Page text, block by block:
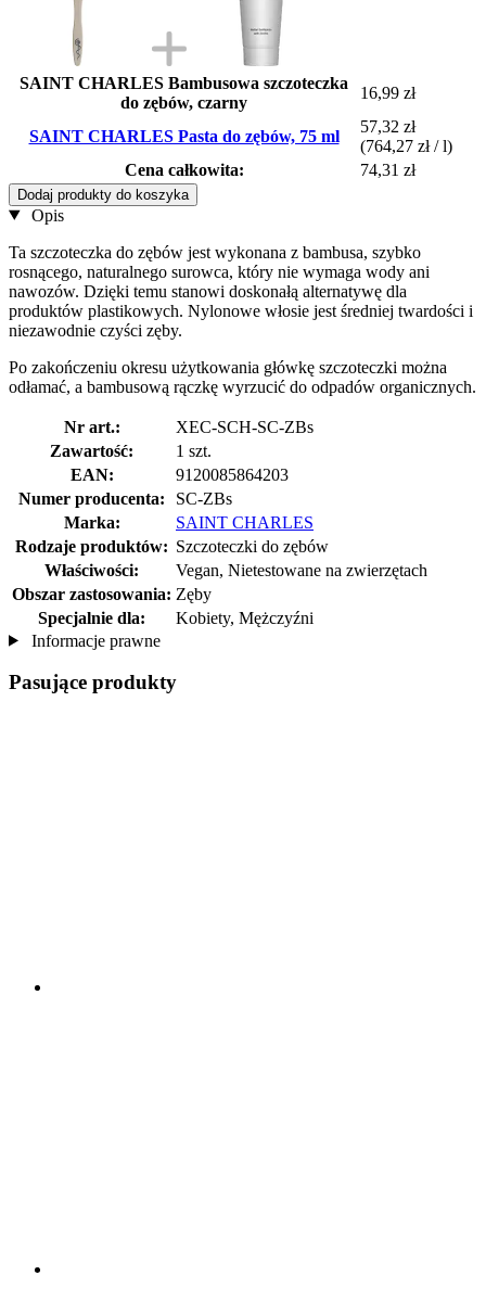
SAINT CHARLES Bambusowa szczoteczka
do zębów, czarny
16,99 zł
SAINT CHARLES Pasta do zębów, 75 ml
57,32 zł
(764,27 zł / l)
Cena całkowita:
74,31 zł
Dodaj produkty do koszyka
Opis
Ta szczoteczka do zębów jest wykonana z bambusa, szybko
rosnącego, naturalnego surowca, który nie wymaga wody ani
nawozów. Dzięki temu stanowi doskonałą alternatywę dla
produktów plastikowych. Nylonowe włosie jest średniej twardości i
niezawodnie czyści zęby.
Po zakończeniu okresu użytkowania główkę szczoteczki można
odłamać, a bambusową rączkę wyrzucić do odpadów organicznych.
Nr art.:
XEC-SCH-SC-ZBs
Zawartość:
1 szt.
EAN:
9120085864203
Numer producenta:
SC-ZBs
Marka:
SAINT CHARLES
Rodzaje produktów: Szczoteczki do zębów
Właściwości:
Vegan, Nietestowane na zwierzętach
Obszar zastosowania: Zęby
Specjalnie dla:
Kobiety, Mężczyźni
Informacje prawne
Pasujące produkty